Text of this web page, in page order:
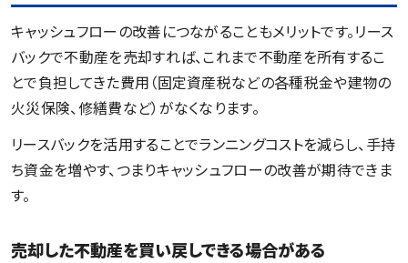
キャッシュフローの改善につながることもメリットです。リース
バックで不動産を売却すれば、これまで不動産を所有するこ
とで負担してきた費用（固定資産税などの各種税金や建物の
火災保険、修繕費など）がなくなります。
リースバックを活用することでランニングコストを減らし、手持
ち資金を増やす、つまりキャッシュフローの改善が期待できま
す。
売却した不動産を買い戻しできる場合がある